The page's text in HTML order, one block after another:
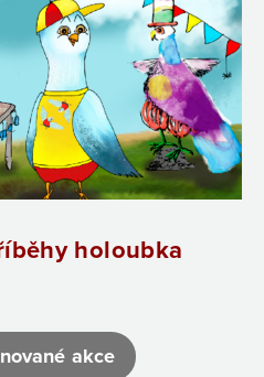
holoubka
akce